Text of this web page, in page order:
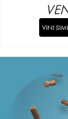
VINI